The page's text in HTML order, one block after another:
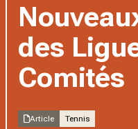
des
Comités
Article Tennis